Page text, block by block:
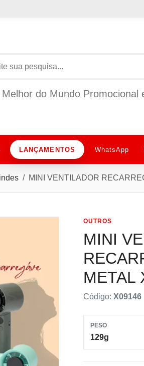
Melhor do Mundo Promocional
LANÇAMENTOS WhatsApp
MINI VENTILADOR
OUTROS
MINI
METAL
Código: X09146
PESO
129g